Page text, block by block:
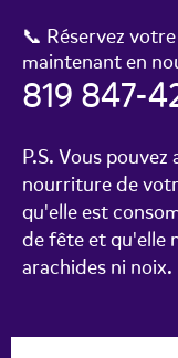
📞 Réservez
maintenant en
819 847-
P.S. Vous
nourriture de
qu'elle est
de fête et qu'elle
arachides ni noix.